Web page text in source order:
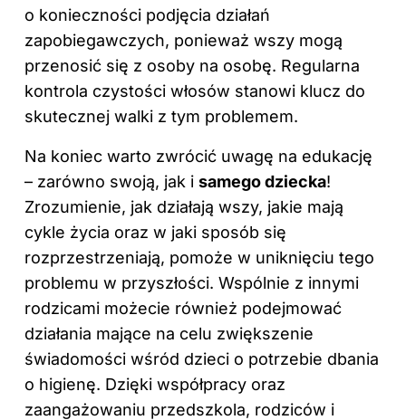
o konieczności podjęcia działań
zapobiegawczych, ponieważ wszy mogą
przenosić się z osoby na osobę. Regularna
kontrola czystości włosów stanowi klucz do
skutecznej walki z tym problemem.
Na koniec warto zwrócić uwagę na edukację
– zarówno swoją, jak i samego dziecka!
Zrozumienie, jak działają wszy, jakie mają
cykle życia oraz w jaki sposób się
rozprzestrzeniają, pomoże w uniknięciu tego
problemu w przyszłości. Wspólnie z innymi
rodzicami możecie również podejmować
działania mające na celu zwiększenie
świadomości wśród dzieci o potrzebie dbania
o higienę. Dzięki współpracy oraz
zaangażowaniu przedszkola, rodziców i